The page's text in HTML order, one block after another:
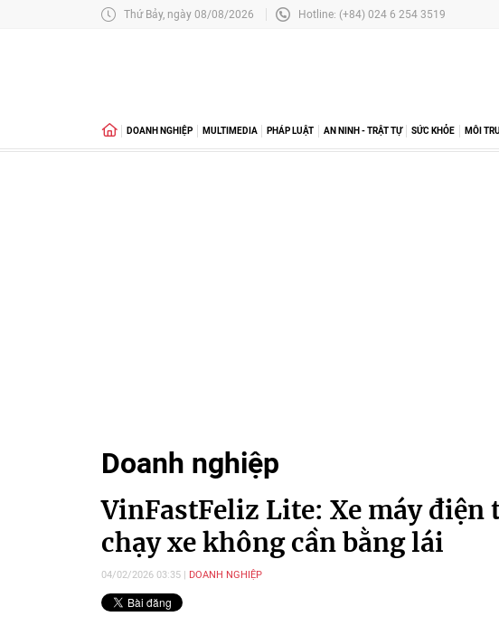
Thứ Bảy, ngày 08/08/2026 Hotline: (+84) 024 6 254 3519
DOANH NGHIỆP MULTIMEDIA PHÁP LUẬT AN NINH - TRẬT TỰ SỨC KHỎE MÔI
Doanh nghiệp
VinFastFeliz Lite: Xe máy
chạy xe không cần bằng lái
04/02/2026 03:35 DOANH NGHIỆP